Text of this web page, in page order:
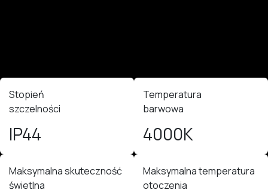
Stopień
szczelności
IP44
Temperatura
barwowa
4000K
Maksymalna skuteczność
świetlna
Maksymalna temperatura
otoczenia